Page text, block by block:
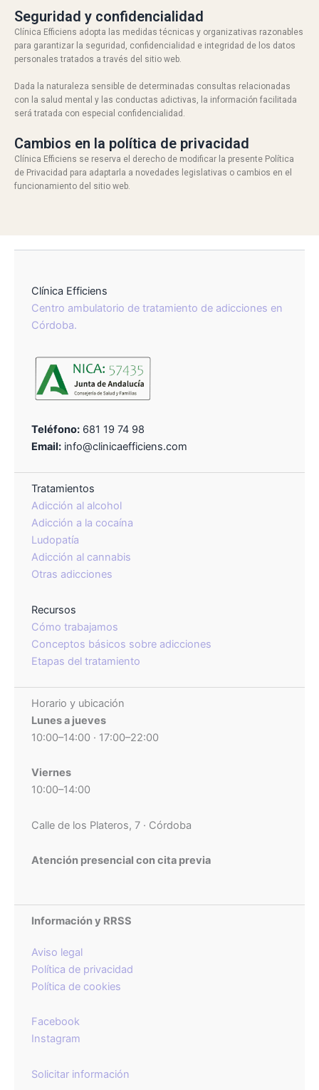
Seguridad y confidencialidad
Clínica Efficiens adopta las medidas técnicas y organizativas razonables
para garantizar la seguridad, confidencialidad e integridad de los datos
personales tratados a través del sitio web.
Dada la naturaleza sensible de determinadas consultas relacionadas
con la salud mental y las conductas adictivas, la información facilitada
será tratada con especial confidencialidad.
Cambios en la política de privacidad
Clínica Efficiens se reserva el derecho de modificar la presente Política
de Privacidad para adaptarla a novedades legislativas o cambios en el
funcionamiento del sitio web.
Clínica Efficiens
Centro ambulatorio de tratamiento de adicciones en
Córdoba.
Teléfono: 681 19 74 98
Email: info@clinicaefficiens.com
Tratamientos
Adicción al alcohol
Adicción a la cocaína
Ludopatía
Adicción al cannabis
Otras adicciones
Recursos
Cómo trabajamos
Conceptos básicos sobre adicciones
Etapas del tratamiento
Horario y ubicación
Lunes a jueves
10:00–14:00 · 17:00–22:00
Viernes
10:00–14:00
Calle de los Plateros, 7 · Córdoba
Atención presencial con cita previa
Información y RRSS
Aviso legal
Política de privacidad
Política de cookies
Facebook
Instagram
Solicitar información